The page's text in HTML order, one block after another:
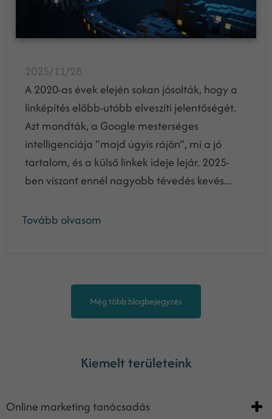
2025/11/28
A 2020-as évek elején sokan jósolták, hogy a
linképítés előbb-utóbb elveszíti jelentőségét.
Azt mondták, a Google mesterséges
intelligenciája “majd úgyis rájön”, mi a jó
tartalom, és a külső linkek ideje lejár. 2025-
ben viszont ennél nagyobb tévedés kevés...
Tovább olvasom
Még több blogbejegyzés
Kiemelt területeink
Online marketing tanácsadás